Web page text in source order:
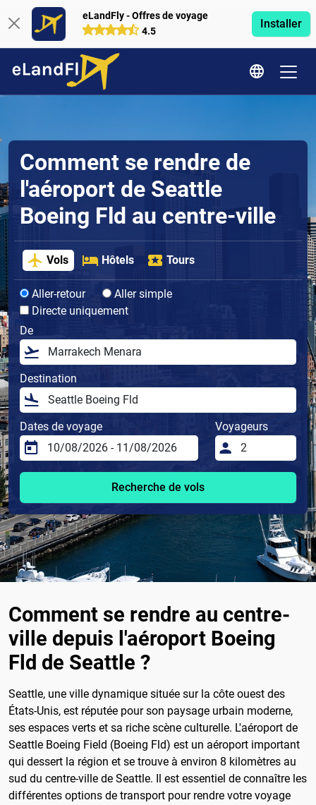
eLandFly - Offres de voyage
4.5
Installer
Comment se rendre de
l'aéroport de Seattle
Boeing Fld au centre-ville
Vols Hôtels Tours
Aller-retour
Aller simple
Directe uniquement
De
Destination
Dates de voyage Voyageurs
Recherche de vols
Comment se rendre au centre-
ville depuis l'aéroport Boeing
Fld de Seattle ?
Seattle, une ville dynamique située sur la côte ouest des
États-Unis, est réputée pour son paysage urbain moderne,
ses espaces verts et sa riche scène culturelle. L'aéroport de
Seattle Boeing Field (Boeing Fld) est un aéroport important
qui dessert la région et se trouve à environ 8 kilomètres au
sud du centre-ville de Seattle. Il est essentiel de connaître les
différentes options de transport pour rendre votre voyage